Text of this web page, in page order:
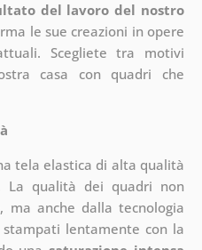
del lavoro del nostro
le sue creazioni in opere
Scegliete tra motivi
casa con quadri che
tela elastica di alta qualità
La qualità dei quadri non
ma anche dalla tecnologia
lentamente con la